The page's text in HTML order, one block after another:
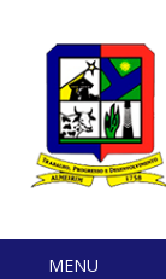
MENU